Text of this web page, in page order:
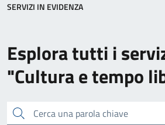
Esplora tutti i
"Cultura e tempo
Cerca una parola chiave
SERVIZI IN EVIDENZA